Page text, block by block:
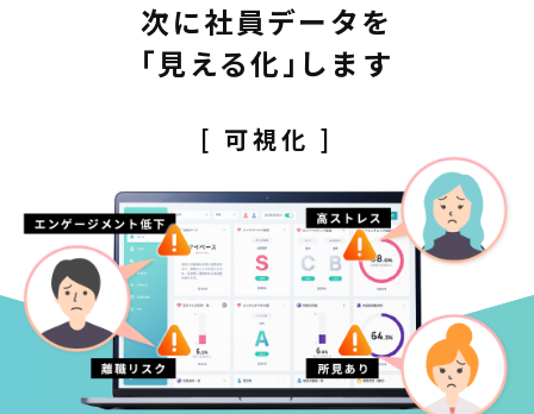
次に社員データを
｢見える化｣します
[ 可視化 ]